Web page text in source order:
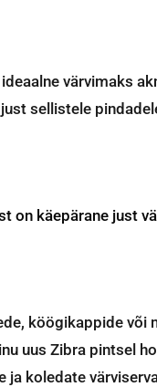
värvimaks
sellistele
on käepärane just
köögikappide
uus Zibra pintsel
ja koledate